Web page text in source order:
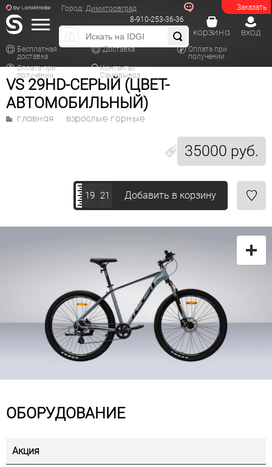
Заказать
Город: Димитровград
8-910-253-36-36
Бесплатная
доставка
Доставка
Оплата при
получении
Оплата при
получении
Контакты/
Самовывоз
вход
корзина
VS 29HD-СЕРЫЙ (ЦВЕТ-
АВТОМОБИЛЬНЫЙ)
35000 руб.
главная взрослые горные
19 21 Добавить в корзину
ОБОРУДОВАНИЕ
Акция